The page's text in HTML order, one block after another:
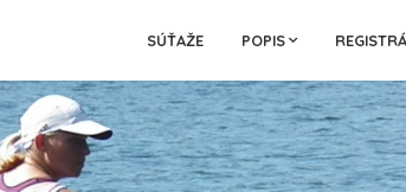
SÚŤAŽE POPIS